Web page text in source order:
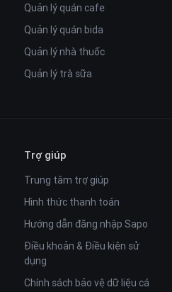
Quản lý quán cafe
Quản lý quán bida
Quản lý nhà thuốc
Quản lý trà sữa
Trợ giúp
Trung tâm trợ giúp
Hình thức thanh toán
Hướng dẫn đăng nhập Sapo
Điều khoản & Điều kiện sử
dụng
Chính sách bảo vệ dữ liệu cá